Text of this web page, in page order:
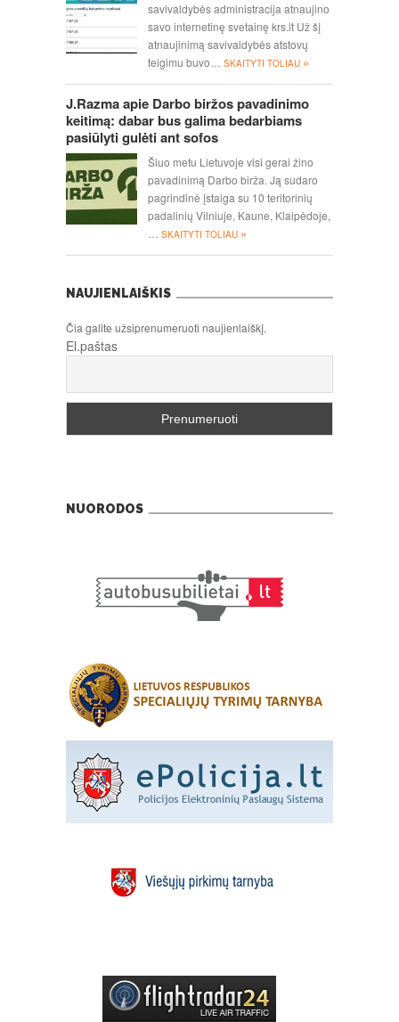
savivaldybės administracija atnaujino
savo internetinę svetainę krs.lt Už šį
atnaujinimą savivaldybės atstovų
teigimu buvo…
SKAITYTI TOLIAU »
J.Razma apie Darbo biržos pavadinimo
keitimą: dabar bus galima bedarbiams
pasiūlyti gulėti ant sofos
Šiuo metu Lietuvoje visi gerai žino
pavadinimą Darbo birža. Ją sudaro
pagrindinė įstaiga su 10 teritorinių
padalinių Vilniuje, Kaune, Klaipėdoje,
SKAITYTI TOLIAU »
NAUJIENLAIŠKIS
Čia galite užsiprenumeruoti naujienlaiškį.
El.paštas
NUORODOS